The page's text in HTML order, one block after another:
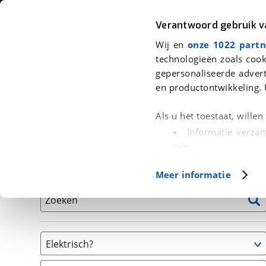
Verantwoord gebruik
Wij en onze 1022
technologieën zoals
gepersonaliseerde
en productontwikkeling.
Als u het toestaat, willen
Informatie
(fingerprinting)
in. U
Cookieverklaring.
Met cookies en
Functionele cookies
Meer informatie
Auto Fiets Motor
We hebben 0 fietsen voor je
Zoeken
Elektrisch?
Niet elektrisch (0)